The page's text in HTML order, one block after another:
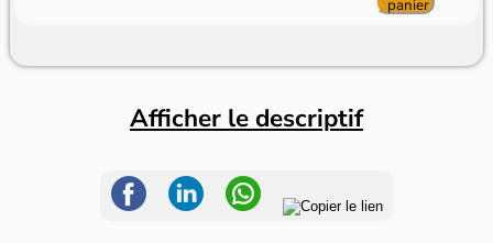
Afficher le descriptif